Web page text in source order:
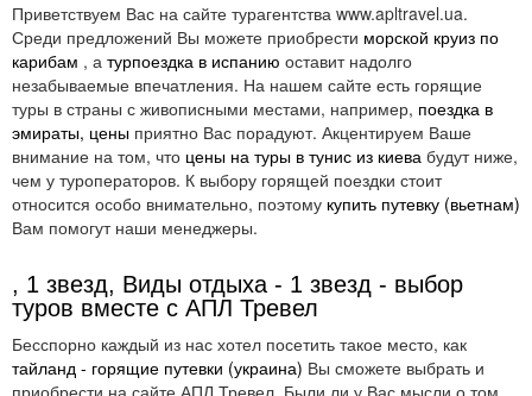
Приветствуем Вас на сайте турагентства www.apltravel.ua.
Среди предложений Вы можете приобрести морской круиз по
карибам , а турпоездка в испанию оставит надолго
незабываемые впечатления. На нашем сайте есть горящие
туры в страны с живописными местами, например, поездка в
эмираты, цены приятно Вас порадуют. Акцентируем Ваше
внимание на том, что цены на туры в тунис из киева будут ниже,
чем у туроператоров. К выбору горящей поездки стоит
относится особо внимательно, поэтому купить путевку (вьетнам)
Вам помогут наши менеджеры.
, 1 звезд, Виды отдыха - 1 звезд - выбор
туров вместе с АПЛ Тревел
Бесспорно каждый из нас хотел посетить такое место, как
тайланд - горящие путевки (украина) Вы сможете выбрать и
приобрести на сайте АПЛ Тревел. Были ли у Вас мысли о том,